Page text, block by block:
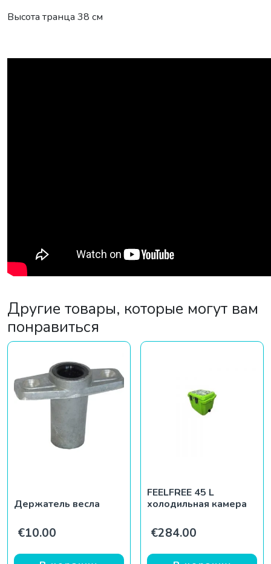
Высота транца 38 см
Другие товары, которые могут вам
понравиться
Держатель весла
€10.00
FEELFREE 45 L
холодильная камера
€284.00